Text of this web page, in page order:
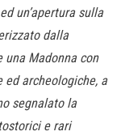
un’apertura sulla
dalla
Madonna con
ed archeologiche, a
segnalato la
e rari